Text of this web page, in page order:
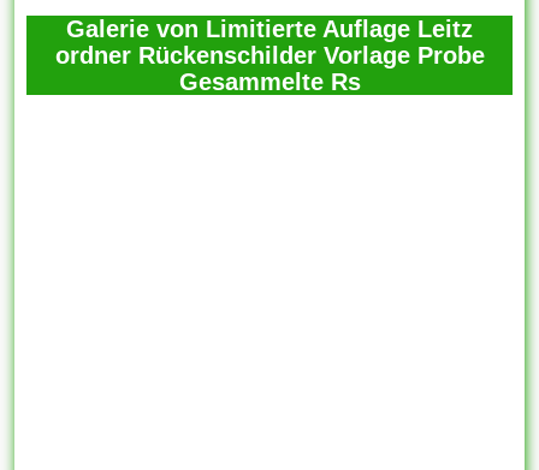
Galerie von Limitierte Auflage Leitz
ordner Rückenschilder Vorlage Probe
Gesammelte Rs